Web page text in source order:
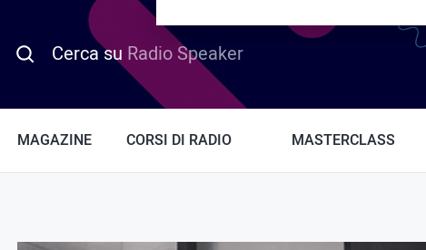
Cerca su Radio Speaker
MAGAZINE CORSI DI RADIO MASTERCLASS